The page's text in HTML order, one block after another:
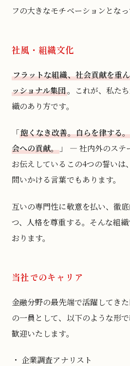
フの大きなモチベーションとなっ
社風・組織文化
フラットな組織、社会貢献を重
ッショナル集団。これが、私た
織のあり方です。
「飽くなき改善。自らを律する
会への貢献。 」 — 社内外のステ
お伝えしているこの4つの誓いは
問いかける言葉でもあります。
互いの専門性に敬意を払い、徹
つ、人格を尊重する。そんな組
おります。
当社でのキャリア
金融分野の最先端で活躍してき
の一員として、以下のような形
歓迎いたします。
・ 企業調査アナリスト